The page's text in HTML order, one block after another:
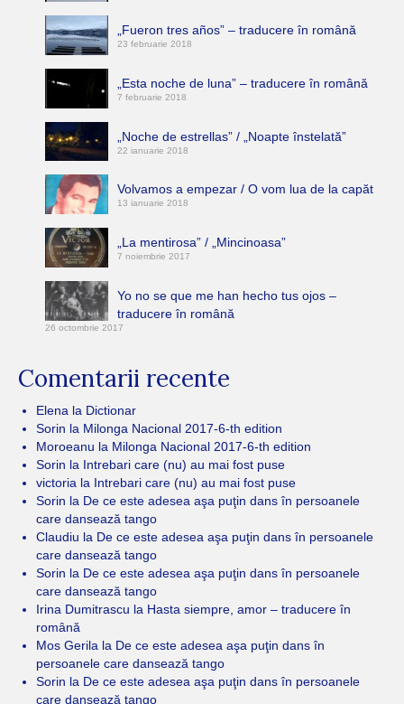
„Fueron tres años” – traducere în română
23 februarie 2018
„Esta noche de luna” – traducere în română
7 februarie 2018
„Noche de estrellas” / „Noapte înstelată”
22 ianuarie 2018
Volvamos a empezar / O vom lua de la capăt
13 ianuarie 2018
„La mentirosa” / „Mincinoasa”
7 noiembrie 2017
Yo no se que me han hecho tus ojos –
traducere în română
26 octombrie 2017
Comentarii recente
Elena la Dictionar
Sorin la Milonga Nacional 2017-6-th edition
Moroeanu la Milonga Nacional 2017-6-th edition
Sorin la Intrebari care (nu) au mai fost puse
victoria la Intrebari care (nu) au mai fost puse
Sorin la De ce este adesea aşa puţin dans în persoanele
care dansează tango
Claudiu la De ce este adesea aşa puţin dans în persoanele
care dansează tango
Sorin la De ce este adesea aşa puţin dans în persoanele
care dansează tango
Irina Dumitrascu la Hasta siempre, amor – traducere în
română
Mos Gerila la De ce este adesea aşa puţin dans în
persoanele care dansează tango
Sorin la De ce este adesea aşa puţin dans în persoanele
care dansează tango